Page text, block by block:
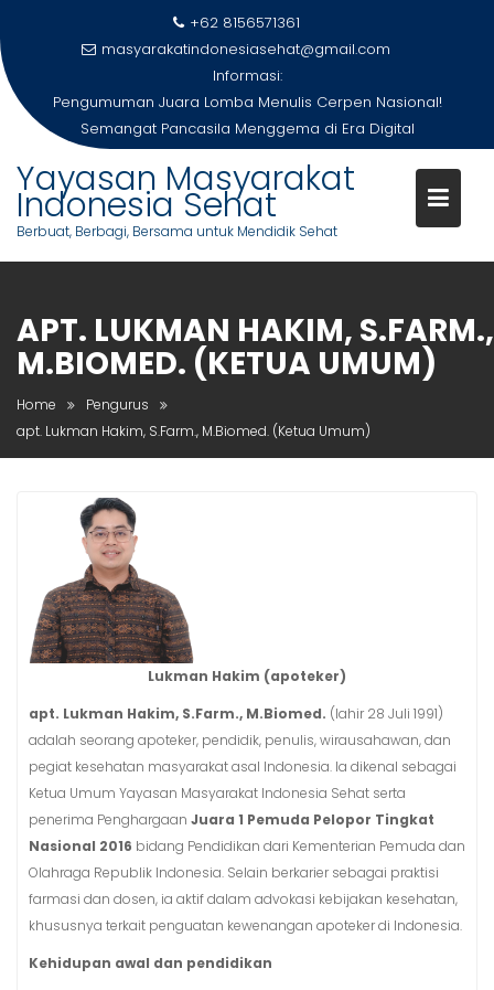
to
content
+62 8156571361
masyarakatindonesiasehat@gmail.com
Informasi:
Pengumuman Juara Lomba Menulis Cerpen Nasional!
Semangat Pancasila Menggema di Era Digital
Yayasan Masyarakat
Indonesia Sehat
Berbuat, Berbagi, Bersama untuk Mendidik Sehat
APT. LUKMAN HAKIM, S.FARM.,
M.BIOMED. (KETUA UMUM)
Home
Pengurus
apt. Lukman Hakim, S.Farm., M.Biomed. (Ketua Umum)
Lukman Hakim (apoteker)
apt. Lukman Hakim, S.Farm., M.Biomed. (lahir 28 Juli 1991)
adalah seorang apoteker, pendidik, penulis, wirausahawan, dan
pegiat kesehatan masyarakat asal Indonesia. Ia dikenal sebagai
Ketua Umum Yayasan Masyarakat Indonesia Sehat serta
penerima Penghargaan Juara 1 Pemuda Pelopor Tingkat
Nasional 2016 bidang Pendidikan dari Kementerian Pemuda dan
Olahraga Republik Indonesia. Selain berkarier sebagai praktisi
farmasi dan dosen, ia aktif dalam advokasi kebijakan kesehatan,
khususnya terkait penguatan kewenangan apoteker di Indonesia.
Kehidupan awal dan pendidikan